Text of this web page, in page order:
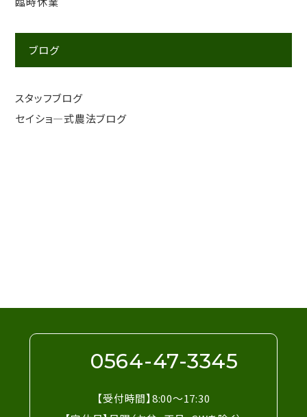
ブログ
スタッフブログ
セイショ―式農法ブログ
0564-47-3345
【受付時間】8:00～17:30